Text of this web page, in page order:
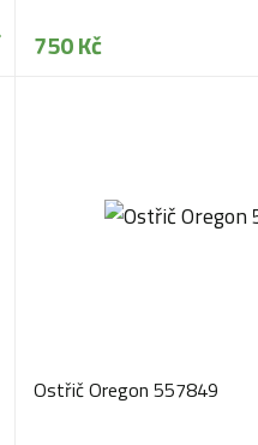
750 Kč
Ostřič Oregon 557849